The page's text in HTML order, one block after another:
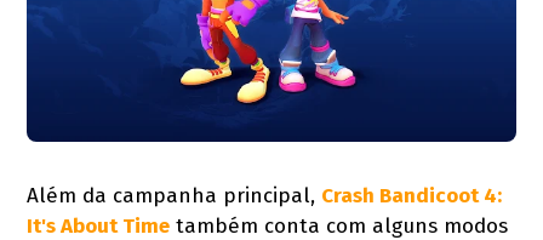
Além da campanha principal, Crash Bandicoot 4:
It's About Time também conta com alguns modos